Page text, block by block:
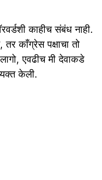
काहीच संबंध नाही.
काँग्रेस पक्षाचा तो
एवढीच मी देवाकडे
केली.